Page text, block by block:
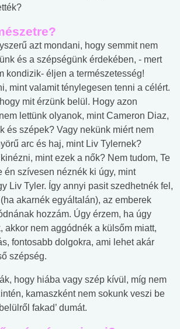
azt mondani, hogy semmit nem
és a szépségünk érdekében, - mert
kondizik- éljen a természetesség!
mint valamit ténylegesen tenni a célért.
mit érzünk belül. Hogy azon
lettünk olyanok, mint Cameron Diaz,
és szépek? Vagy nekünk miért nem
arc és haj, mint Liv Tylernek?
mint ezek a nők? Nem tudom, Te
én szívesen néznék ki úgy, mint
Liv Tyler. Így annyi pasit szedhetnék fel,
akarnék egyáltalán), az emberek
hozzám. Úgy érzem, ha úgy
akkor nem aggódnék a külsőm miatt,
fontosabb dolgokra, ami lehet akár
szépség.
hogy hiába vagy szép kívül, míg nem
kamaszként nem sokunk veszi be
fakad’ dumát.